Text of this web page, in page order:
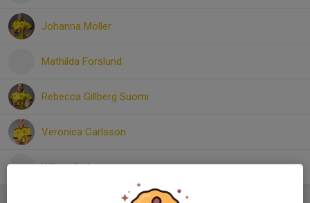
Johanna Möller
Mathilda Forslund
Rebecca Gillberg Suomi
Veronica Carlsson
Wilma Andersson